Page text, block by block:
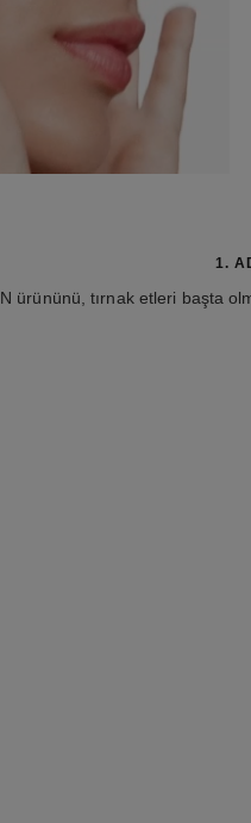
1.
ürününü, tırnak etleri başta